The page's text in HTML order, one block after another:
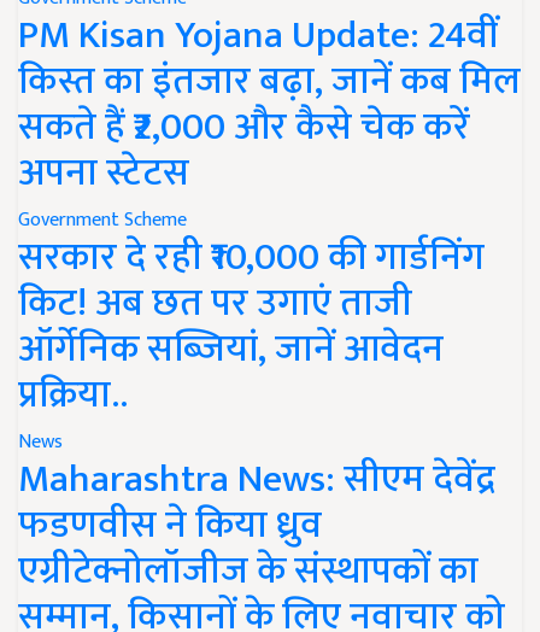
PM Kisan Yojana Update: 24वीं
किस्त का इंतजार बढ़ा, जानें कब मिल
सकते हैं ₹2,000 और कैसे चेक करें
अपना स्टेटस
Government Scheme
सरकार दे रही ₹10,000 की गार्डनिंग
किट! अब छत पर उगाएं ताजी
ऑर्गेनिक सब्जियां, जानें आवेदन
प्रक्रिया..
News
Maharashtra News: सीएम देवेंद्र
फडणवीस ने किया ध्रुव
एग्रीटेक्नोलॉजीज के संस्थापकों का
सम्मान, किसानों के लिए नवाचार को